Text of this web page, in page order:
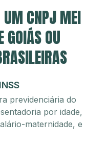
UM CNPJ MEI
GOIÁS OU
previdenciária do
por idade,
maternidade, e